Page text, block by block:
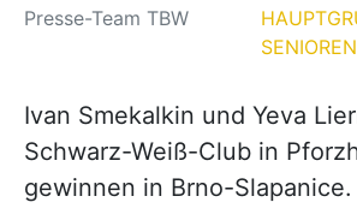
Presse-Team TBW
SENIOREN
Ivan Smekalkin und Yeva
Schwarz-Weiß-Club in
gewinnen in Brno-Slapanice.